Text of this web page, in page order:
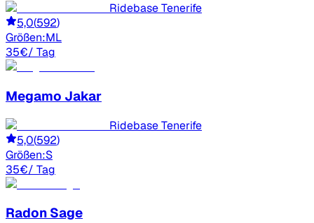
Ridebase Tenerife
5,0(592)
Größen:ML
35€/ Tag
Megamo Jakar
Ridebase Tenerife
5,0(592)
Größen:S
35€/ Tag
Radon Sage